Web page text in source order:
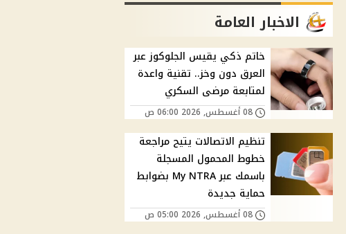
الاخبار العامة
خاتم ذكي يقيس الجلوكوز عبر
العرق دون وخز.. تقنية واعدة
لمتابعة مرضى السكري
08 أغسطس, 2026 06:00 ص
تنظيم الاتصالات يتيح مراجعة
خطوط المحمول المسجلة
باسمك عبر My NTRA بضوابط
حماية جديدة
08 أغسطس, 2026 05:00 ص